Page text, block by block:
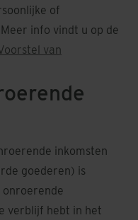
of
info vindt u op de
van
inkomsten
goederen) is
onroerende
verblijf hebt in het